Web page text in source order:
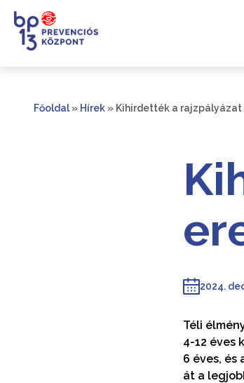
Főoldal » Hírek » Kihirdették a
2024.
Téli
4-12 éves
6 éves, és
át a